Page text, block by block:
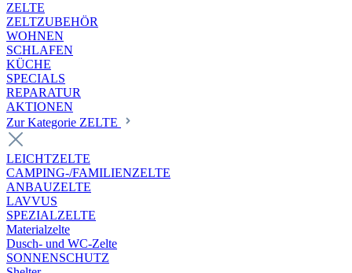
ZELTE
ZELTZUBEHÖR
WOHNEN
SCHLAFEN
KÜCHE
SPECIALS
REPARATUR
AKTIONEN
Zur Kategorie ZELTE
LEICHTZELTE
CAMPING-/FAMILIENZELTE
ANBAUZELTE
LAVVUS
SPEZIALZELTE
Materialzelte
Dusch- und WC-Zelte
SONNENSCHUTZ